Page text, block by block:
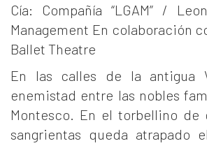
Cía: Compañía “LGAM” /
Management En colaboración
Ballet Theatre
En las calles de la antigua
enemistad entre las nobles
Montesco. En el torbellino de
sangrientas queda atrapado